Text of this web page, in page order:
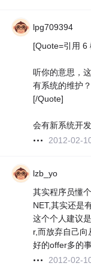
lpg709394
[Quote=引用 6
听你的意思，
有系统的维护
[/Quote]
会有新系统开
2012-02-
lzb_yo
其实程序员懂
NET,其实还是
这个个人建议
r,而放弃自己向
好的offer多的
2012-02-